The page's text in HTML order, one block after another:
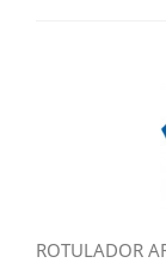
ROTULADOR